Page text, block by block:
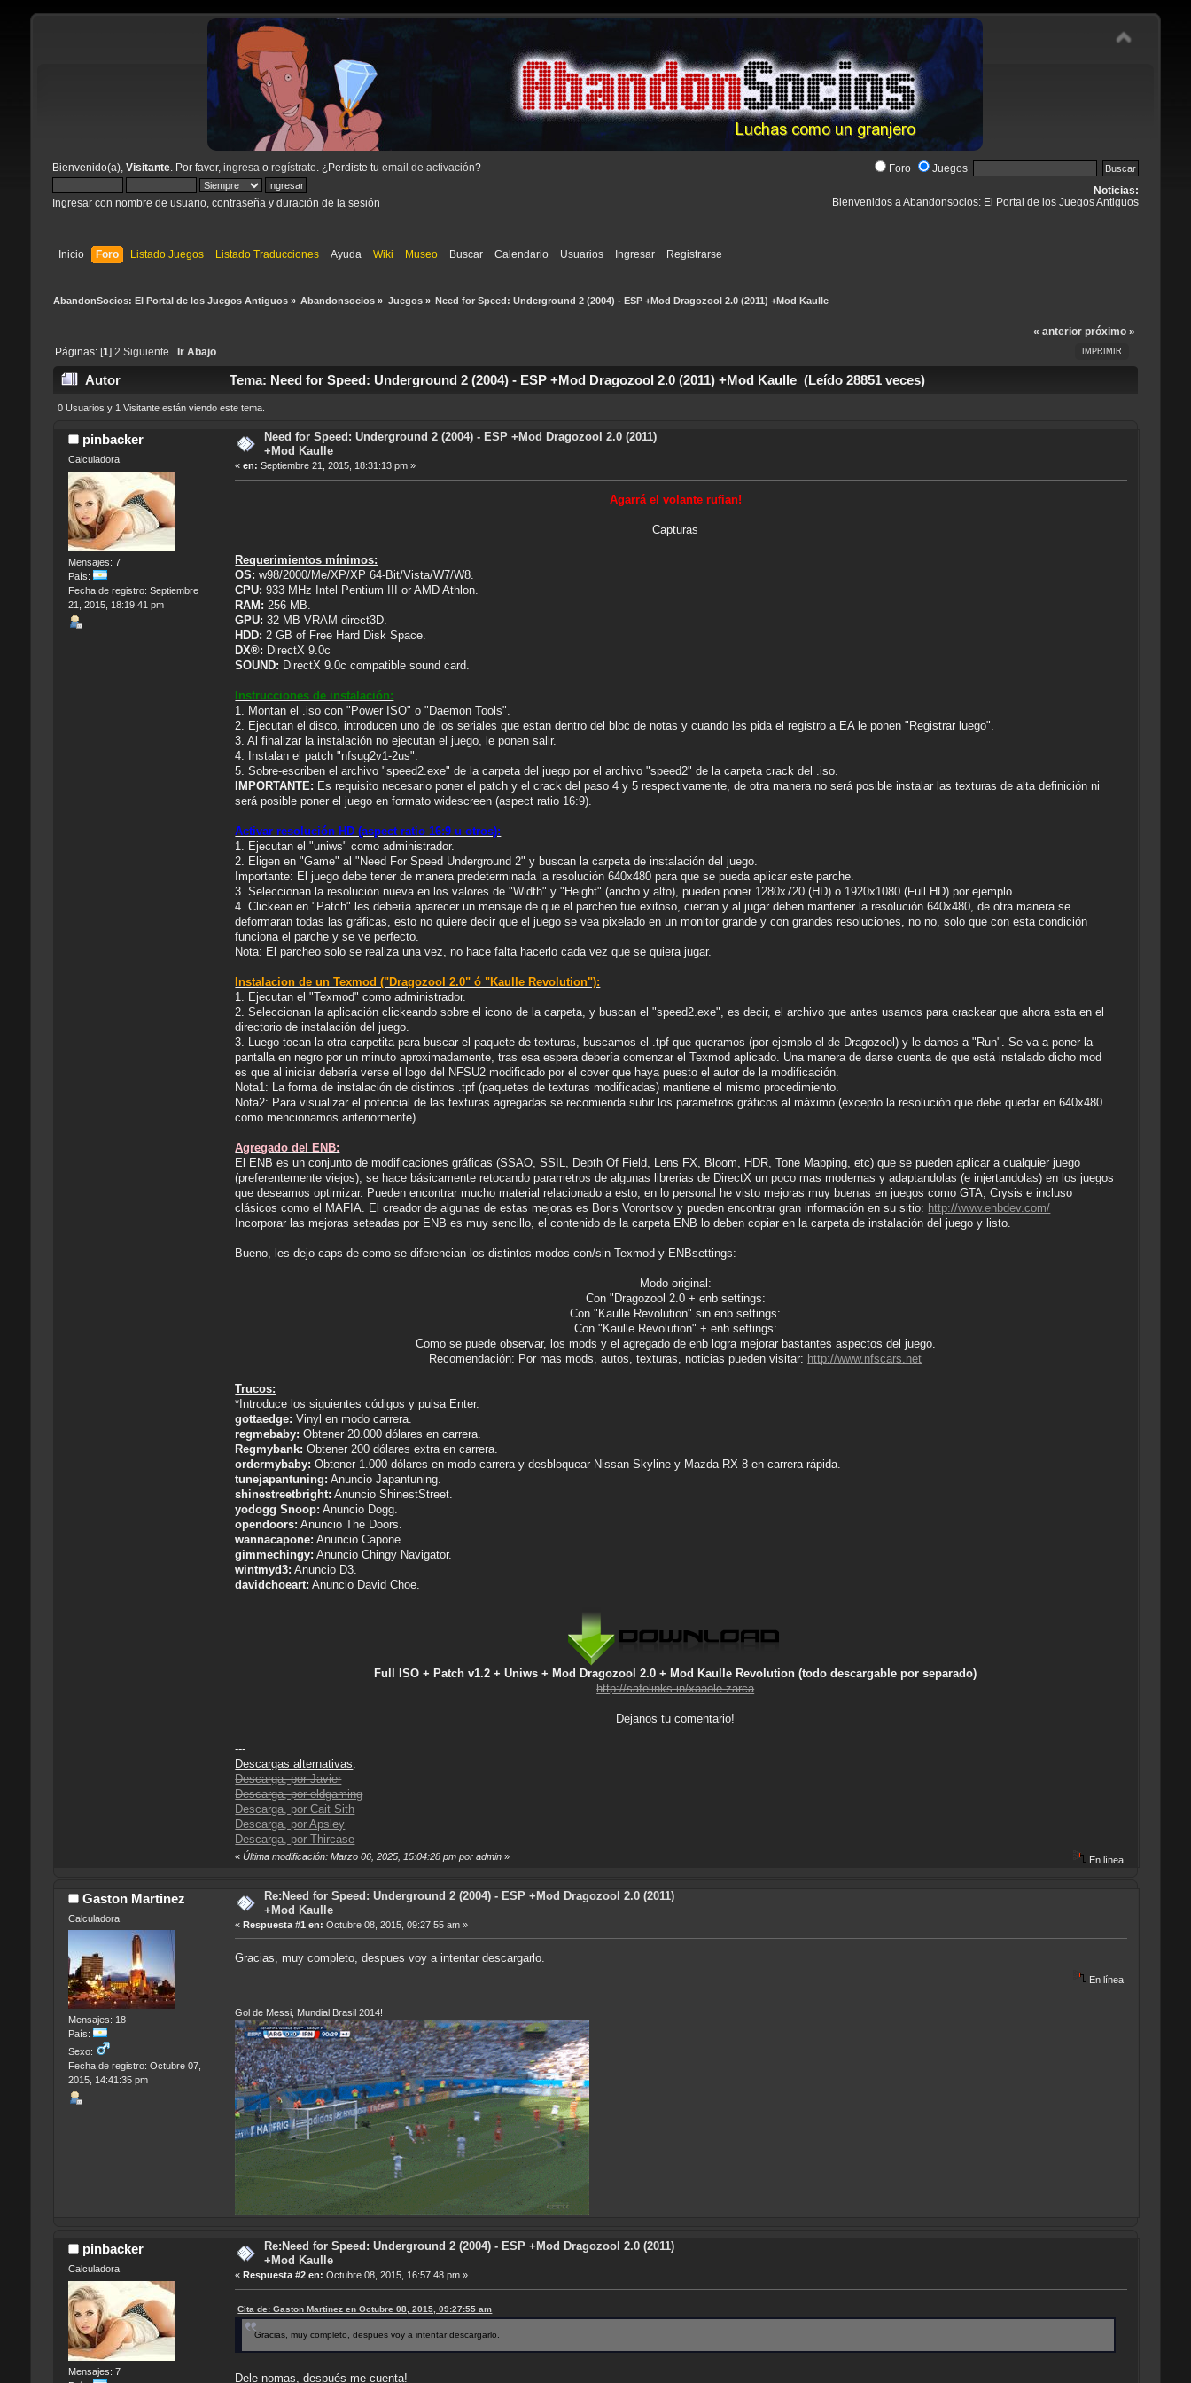
Bienvenido(a), Visitante. Por favor, ingresa o regístrate . ¿Perdiste tu email de activación?
Ingresar con nombre de usuario, contraseña y duración de la sesión
Foro Juegos
Noticias:
Bienvenidos a Abandonsocios: El Portal de los Juegos Antiguos
Inicio Foro Listado Juegos Listado Traducciones Ayuda Wiki Museo Buscar Calendario Usuarios Ingresar Registrarse
AbandonSocios: El Portal de los Juegos Antiguos» Abandonsocios » Juegos» Need for Speed: Underground 2 (2004) - ESP +Mod Dragozool 2.0 (2011) +Mod Kaulle
« anterior próximo »
IMPRIMIR
Páginas: [ 1 2 Siguiente Ir Abajo
Autor Tema: Need for Speed: Underground 2 (2004) - ESP +Mod Dragozool 2.0 (2011) +Mod Kaulle (Leído 28851 veces)
0 Usuarios y 1 Visitante están viendo este tema.
pinbacker
Calculadora
Mensajes: 7
País:
Fecha de registro: Septiembre
21, 2015, 18:19:41 pm
Need for Speed: Underground 2 (2004) - ESP +Mod Dragozool 2.0 (2011)
+Mod Kaulle
«en: Septiembre 21, 2015, 18:31:13 pm »
Agarrá el volante rufian!
Capturas
Requerimientos mínimos:
OS: w98/2000/Me/XP/XP 64-Bit/Vista/W7/W8.
CPU: 933 MHz Intel Pentium III or AMD Athlon.
RAM: 256 MB.
GPU: 32 MB VRAM direct3D.
HDD: 2 GB of Free Hard Disk Space.
DX®: DirectX 9.0c
SOUND: DirectX 9.0c compatible sound card.
Instrucciones de instalación:
1. Montan el .iso con "Power ISO" o "Daemon Tools".
2. Ejecutan el disco, introducen uno de los seriales que estan dentro del bloc de notas y cuando les pida el registro a EA le ponen "Registrar luego".
3. Al finalizar la instalación no ejecutan el juego, le ponen salir.
4. Instalan el patch "nfsug2v1-2us".
5. Sobre-escriben el archivo "speed2.exe" de la carpeta del juego por el archivo "speed2" de la carpeta crack del .iso.
IMPORTANTE: Es requisito necesario poner el patch y el crack del paso 4 y 5 respectivamente, de otra manera no será posible instalar las texturas de alta definición ni
será posible poner el juego en formato widescreen (aspect ratio 16:9).
Activar resolución HD (aspect ratio 16:9 u otros):
1. Ejecutan el "uniws" como administrador.
2. Eligen en "Game" al "Need For Speed Underground 2" y buscan la carpeta de instalación del juego.
Importante: El juego debe tener de manera predeterminada la resolución 640x480 para que se pueda aplicar este parche.
3. Seleccionan la resolución nueva en los valores de "Width" y "Height" (ancho y alto), pueden poner 1280x720 (HD) o 1920x1080 (Full HD) por ejemplo.
4. Clickean en "Patch" les debería aparecer un mensaje de que el parcheo fue exitoso, cierran y al jugar deben mantener la resolución 640x480, de otra manera se
deformaran todas las gráficas, esto no quiere decir que el juego se vea pixelado en un monitor grande y con grandes resoluciones, no no, solo que con esta condición
funciona el parche y se ve perfecto.
Nota: El parcheo solo se realiza una vez, no hace falta hacerlo cada vez que se quiera jugar.
Instalacion de un Texmod ("Dragozool 2.0" ó "Kaulle Revolution"):
1. Ejecutan el "Texmod" como administrador.
2. Seleccionan la aplicación clickeando sobre el icono de la carpeta, y buscan el "speed2.exe", es decir, el archivo que antes usamos para crackear que ahora esta en el
directorio de instalación del juego.
3. Luego tocan la otra carpetita para buscar el paquete de texturas, buscamos el .tpf que queramos (por ejemplo el de Dragozool) y le damos a "Run". Se va a poner la
pantalla en negro por un minuto aproximadamente, tras esa espera debería comenzar el Texmod aplicado. Una manera de darse cuenta de que está instalado dicho mod
es que al iniciar debería verse el logo del NFSU2 modificado por el cover que haya puesto el autor de la modificación.
Nota1: La forma de instalación de distintos .tpf (paquetes de texturas modificadas) mantiene el mismo procedimiento.
Nota2: Para visualizar el potencial de las texturas agregadas se recomienda subir los parametros gráficos al máximo (excepto la resolución que debe quedar en 640x480
como mencionamos anteriormente).
Agregado del ENB:
El ENB es un conjunto de modificaciones gráficas (SSAO, SSIL, Depth Of Field, Lens FX, Bloom, HDR, Tone Mapping, etc) que se pueden aplicar a cualquier juego
(preferentemente viejos), se hace básicamente retocando parametros de algunas librerias de DirectX un poco mas modernas y adaptandolas (e injertandolas) en los juegos
que deseamos optimizar. Pueden encontrar mucho material relacionado a esto, en lo personal he visto mejoras muy buenas en juegos como GTA, Crysis e incluso
clásicos como el MAFIA. El creador de algunas de estas mejoras es Boris Vorontsov y pueden encontrar gran información en su sitio: http://www.enbdev.com/
Incorporar las mejoras seteadas por ENB es muy sencillo, el contenido de la carpeta ENB lo deben copiar en la carpeta de instalación del juego y listo.
Bueno, les dejo caps de como se diferencian los distintos modos con/sin Texmod y ENBsettings:
Modo original:
Con "Dragozool 2.0 + enb settings:
Con "Kaulle Revolution" sin enb settings:
Con "Kaulle Revolution" + enb settings:
Como se puede observar, los mods y el agregado de enb logra mejorar bastantes aspectos del juego.
Recomendación: Por mas mods, autos, texturas, noticias pueden visitar: http://www.nfscars.net
Trucos:
*Introduce los siguientes códigos y pulsa Enter.
gottaedge: Vinyl en modo carrera.
regmebaby: Obtener 20.000 dólares en carrera.
Regmybank: Obtener 200 dólares extra en carrera.
ordermybaby: Obtener 1.000 dólares en modo carrera y desbloquear Nissan Skyline y Mazda RX-8 en carrera rápida.
tunejapantuning: Anuncio Japantuning.
shinestreetbright: Anuncio ShinestStreet.
yodogg Snoop: Anuncio Dogg.
opendoors: Anuncio The Doors.
wannacapone: Anuncio Capone.
gimmechingy: Anuncio Chingy Navigator.
wintmyd3: Anuncio D3.
davidchoeart: Anuncio David Choe.
Full ISO + Patch v1.2 + Uniws + Mod Dragozool 2.0 + Mod Kaulle Revolution (todo descargable por separado)
http://safelinks.in/xaaole-zarca
Dejanos tu comentario!
---
Descargas alternativas:
Descarga, por Javier
Descarga, por oldgaming
Descarga, por Cait Sith
Descarga, por Apsley
Descarga, por Thircase
«Última modificación: Marzo 06, 2025, 15:04:28 pm por admin » En línea
Gaston Martinez
Calculadora
Mensajes: 18
País:
Sexo:
Fecha de registro: Octubre 07,
2015, 14:41:35 pm
Re:Need for Speed: Underground 2 (2004) - ESP +Mod Dragozool 2.0 (2011)
+Mod Kaulle
«Respuesta #1 en: Octubre 08, 2015, 09:27:55 am »
Gracias, muy completo, despues voy a intentar descargarlo.
En línea
Gol de Messi, Mundial Brasil 2014!
pinbacker
Calculadora
Mensajes: 7
Re:Need for Speed: Underground 2 (2004) - ESP +Mod Dragozool 2.0 (2011)
+Mod Kaulle
« Respuesta #2 en: Octubre 08, 2015, 16:57:48 pm »
Cita de: Gaston Martinez en Octubre 08, 2015, 09:27:55 am
Gracias, muy completo, despues voy a intentar descargarlo.
Dele nomas, después me cuenta!